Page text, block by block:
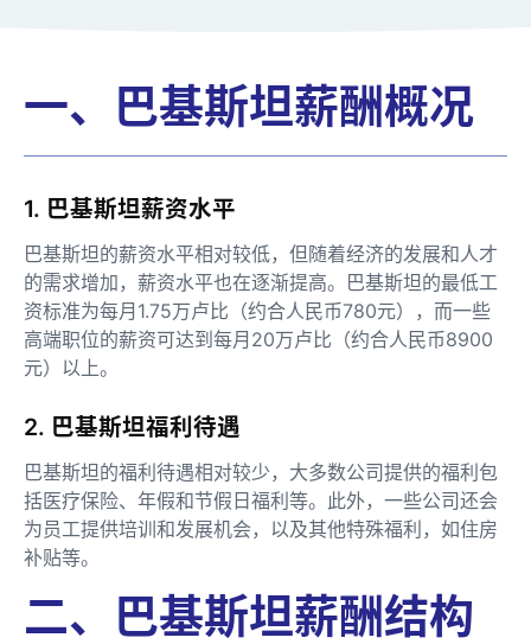
一、巴基斯坦薪酬概况
1. 巴基斯坦薪资水平
巴基斯坦的薪资水平相对较低，但随着经济的发展和人才
的需求增加，薪资水平也在逐渐提高。巴基斯坦的最低工
资标准为每月1.75万卢比（约合人民币780元），而一些
高端职位的薪资可达到每月20万卢比（约合人民币8900
元）以上。
2. 巴基斯坦福利待遇
巴基斯坦的福利待遇相对较少，大多数公司提供的福利包
括医疗保险、年假和节假日福利等。此外，一些公司还会
为员工提供培训和发展机会，以及其他特殊福利，如住房
补贴等。
二、巴基斯坦薪酬结构